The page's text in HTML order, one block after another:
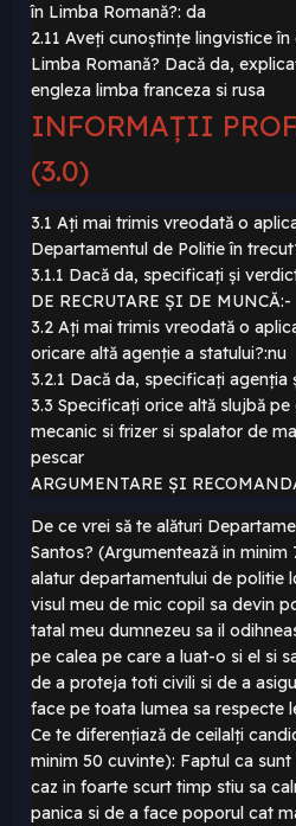
în Limba Romană?: da
2.11 Aveți cunoștințe lingvistice
Limba Romană? Dacă da,
engleza limba franceza si rusa
INFORMAȚII
(3.0)
3.1 Ați mai trimis vreodată o
Departamentul de Politie în
3.1.1 Dacă da, specificați și
DE RECRUTARE ȘI DE MUNCĂ:-
3.2 Ați mai trimis vreodată o
oricare altă agenție a statului?:nu
3.2.1 Dacă da, specificați agenția
3.3 Specificați orice altă slujbă
mecanic si frizer si spalator de
pescar
ARGUMENTARE ȘI
De ce vrei să te alături
Santos? (Argumentează in
alatur departamentului de politie
visul meu de mic copil sa devin
tatal meu dumnezeu sa il
pe calea pe care a luat-o si el si
de a proteja toti civili si de a
face pe toata lumea sa respecte
Ce te diferențiază de ceilalți
minim 50 cuvinte): Faptul ca
caz in foarte scurt timp stiu sa
panica si de a face poporul cat